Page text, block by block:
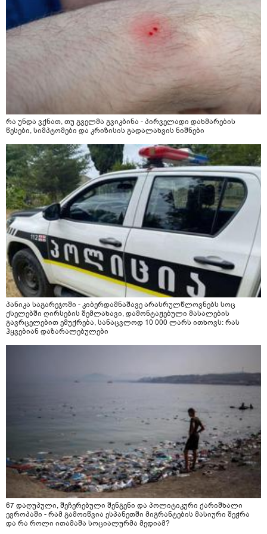
რა უნდა ვქნათ, თუ გველმა გვიკბინა - პირველადი დახმარების
წესები, სიმპტომები და კრიზისის გადალახვის ნიშნები
პანიკა საგარეჯოში - კიბერდამნაშავე არასრულწლოვნებს სოც
ქსელებში ღირსების შემლახავი, დამონტაჟებული მასალების
გავრცელებით ემუქრება, სანაცვლოდ 10 000 ლარს ითხოვს: რას
ჰყვებიან დაზარალებულები
67 დაღუპული, შეჩერებული შენგენი და პოლიტიკური ქარიშხალი
ევროპაში - რამ გამოიწვია ესპანეთში მიგრანტების მასიური შეჭრა
და რა როლი ითამაშა სოციალურმა მედიამ?